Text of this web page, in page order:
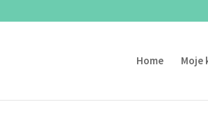
Home Moje